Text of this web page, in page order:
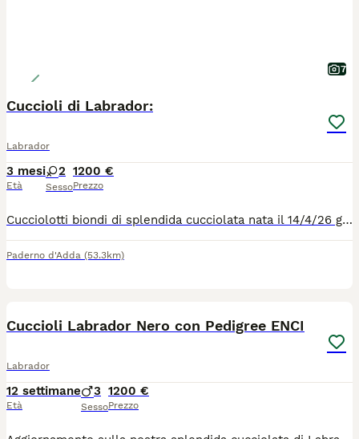
7
Cuccioli di Labrador:
Labrador
3 mesi
Età
2
Sesso
1200 €
Prezzo
Cucciolotti biondi di splendida cucciolata nata il 14/4/26 genitori con controllo displasia, occhi OK; oltre ad altri svariati controlli su DNA (PRA-PRCD - SD2 - HNPK - EIC - CNM - NARCOLESSIA). Genitori con DNA depositato. Saranno consegnati sverminati, microchipati e con pedigree, libretto sanitario e programma vaccinale. Contattaci senza impegno per conoscere le nostre tecniche di allevamento, e per un eventuale appuntamento per tutti gli approfondimenti su questa splendida razza.
Paderno d'Adda (53.3km)
Cuccioli Labrador Nero con Pedigree ENCI
Labrador
12 settimane
Età
3
Sesso
1200 €
Prezzo